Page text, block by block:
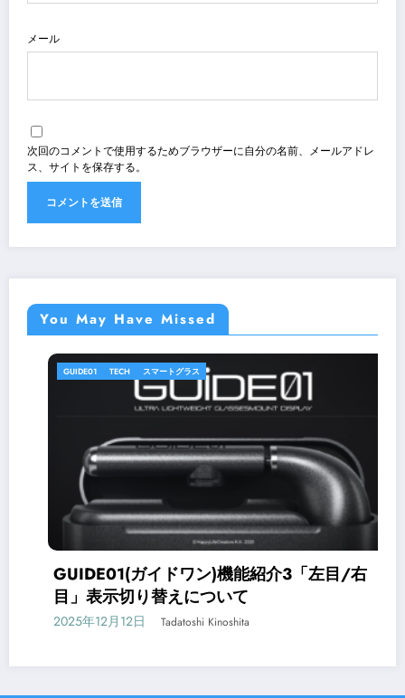
メール
次回のコメントで使用するためブラウザーに自分の名前、メールアドレ
ス、サイトを保存する。
You May Have Missed
GUIDE01 TECH スマートグラス
GUIDE01(ガイドワン)機能紹介3「左目/右
目」表示切り替えについて
2025年12月12日 Tadatoshi Kinoshita